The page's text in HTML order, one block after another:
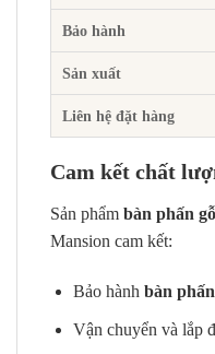
Bảo hành
Sản xuất
Liên hệ đặt hàng
Cam kết chất
Sản phẩm bàn phấn
Mansion cam kết:
Bảo hành bàn
Vận chuyển và lắp